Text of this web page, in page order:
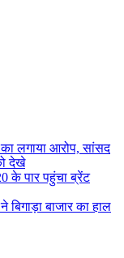
लगाया आरोप, सांसद
देखे
के पार पहुंचा ब्रेंट
बाजार का हाल